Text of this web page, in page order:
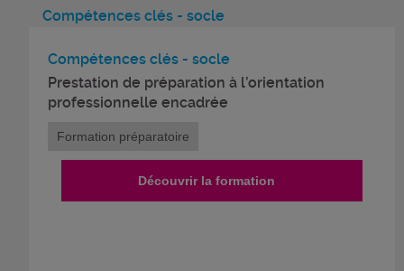
Compétences clés - socle
Compétences clés - socle
Prestation de préparation à l’orientation
professionnelle encadrée
Formation préparatoire
Découvrir la formation